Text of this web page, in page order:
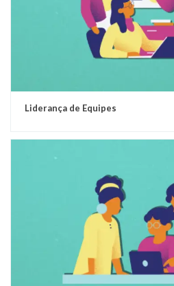
Liderança de Equipes